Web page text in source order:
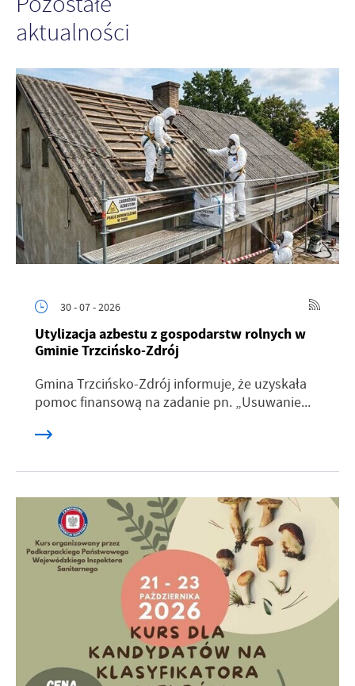
aktualności
30 - 07 - 2026
Utylizacja azbestu z gospodarstw rolnych w
Gminie Trzcińsko-Zdrój
Gmina Trzcińsko-Zdrój informuje, że uzyskała
pomoc finansową na zadanie pn. „Usuwanie...